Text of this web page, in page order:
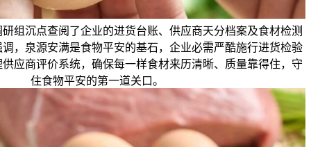
组沉点查阅了企业的进货台账、供应商天分档案及食材检测
，泉源安满是食物平安的基石，企业必需严酷施行进货检验
应商评价系统，确保每一样食材来历清晰、质量靠得住，守
住食物平安的第一道关口。